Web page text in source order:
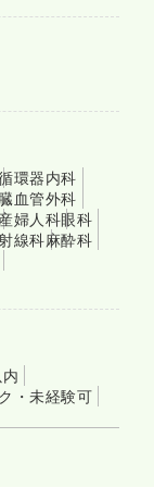
環器内科
血管外科
産婦人科眼科
線科麻酔科
・未経験可